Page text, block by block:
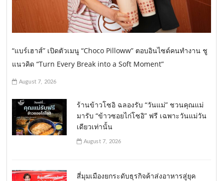
“แบร์เฮาส์” เปิดตัวเมนู “Choco Pilloww” ตอบอินไซด์คนทำงาน ชู
แนวคิด “Turn Every Break into a Soft Moment”
August 7, 2026
ร้านข้าวโซอิ ฉลองรับ “วันแม่” ชวนคุณแม่
มารับ “ข้าวซอยไก่โซอิ” ฟรี เฉพาะวันแม่วัน
เดียวเท่านั้น
August 7, 2026
สี่มุมเมืองยกระดับธุรกิจค้าส่งอาหารสู่ยุค